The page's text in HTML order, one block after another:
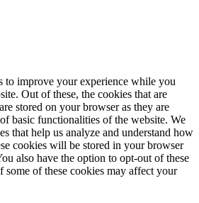
to improve your experience while you
Out of these, the cookies that are
stored on your browser as they are
basic functionalities of the website. We
that help us analyze and understand how
cookies will be stored in your browser
also have the option to opt-out of these
of these cookies may affect your